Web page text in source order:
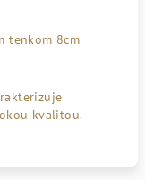
tenkom 8cm
kvalitou.